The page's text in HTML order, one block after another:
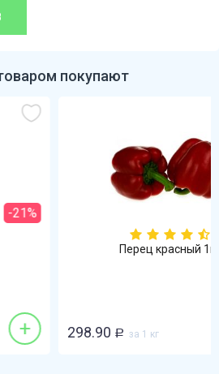
покупают
1кг
+
Томат
148.90